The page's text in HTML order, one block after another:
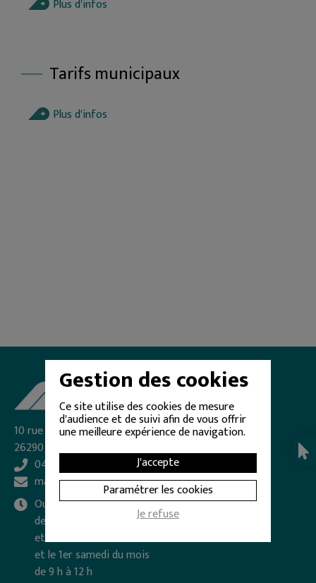
Plus d'infos
Tarifs municipaux
Plus d'infos
10 rue Frédéric Mistral - BP 27
26290 DONZÈRE
04 75 49 70 30
mairie@donzere.net
Ouverte du lundi au vendredi
de 8 h 30 à 12 h
et de 13 h 30 à 17 h
et le 1er samedi du mois
de 9 h à 12 h
Gestion des cookies
Ce site utilise des cookies de mesure
d'audience et de suivi afin de vous offrir
une meilleure expérience de navigation.
J'accepte
Paramétrer les cookies
Je refuse